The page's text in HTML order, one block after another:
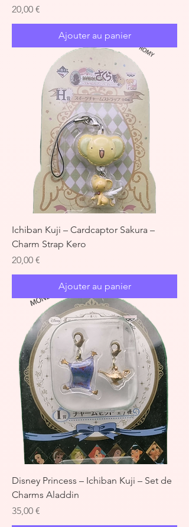
Prix
20,00 €
Ajouter au panier
Ichiban Kuji – Cardcaptor Sakura –
Charm Strap Kero
Prix
20,00 €
Ajouter au panier
Disney Princess – Ichiban Kuji – Set de
Charms Aladdin
Prix
35,00 €